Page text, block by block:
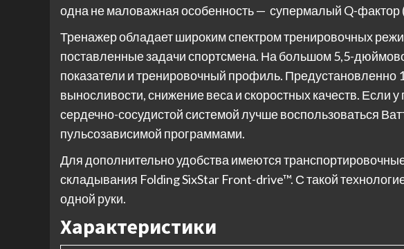
одна не маловажная особенность — супермалый Q-фактор
Тренажер обладает широким спектром тренировочных
поставленные задачи спортсмена. На большом 5,5-
показатели и тренировочный профиль. Предустановленно
выносливости, снижение веса и скоростных качеств. Если
сердечно-сосудистой системой лучше воспользоваться
пульсозависимой программами.
Для дополнительно удобства имеются
складывания Folding SixStar Front-drive™. С такой
одной руки.
Характеристики